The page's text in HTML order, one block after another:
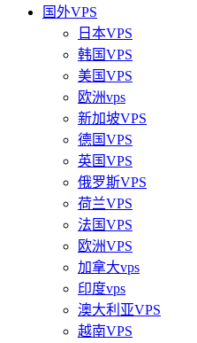
国外VPS
日本VPS
韩国VPS
美国VPS
欧洲vps
新加坡VPS
德国VPS
英国VPS
俄罗斯VPS
荷兰VPS
法国VPS
欧洲VPS
加拿大vps
印度vps
澳大利亚VPS
越南VPS